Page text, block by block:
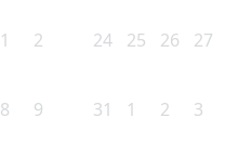
1 2
8 9
24 25 26 27
31 1 2 3